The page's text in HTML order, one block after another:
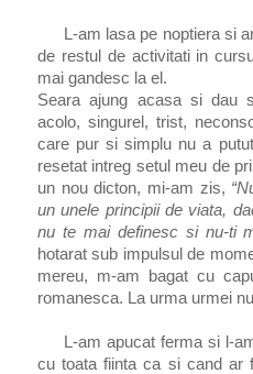
L-am lasa pe noptiera si
de restul de activitati in
mai gandesc la el.
Seara ajung acasa si dau
acolo, singurel, trist,
care pur si simplu nu a
resetat intreg setul meu de
un nou dicton, mi-am zis,
un unele principii de viata,
nu te mai definesc si nu-ti
hotarat sub impulsul de
mereu, m-am bagat cu
romanesca. La urma urmei
L-am apucat ferma si l-
cu toata fiinta ca si cand ar